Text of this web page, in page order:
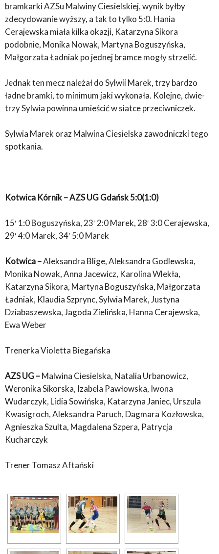
bramkarki AZSu Malwiny Ciesielskiej, wynik byłby
zdecydowanie wyższy, a tak to tylko 5:0. Hania
Cerajewska miała kilka okazji, Katarzyna Sikora
podobnie, Monika Nowak, Martyna Boguszyńska,
Małgorzata Ładniak po jednej bramce mogły strzelić.
Jednak ten mecz należał do Sylwii Marek, trzy bardzo
ładne bramki, to minimum jaki wykonała. Kolejne, dwie-
trzy Sylwia powinna umieścić w siatce przeciwniczek.
Sylwia Marek oraz Malwina Ciesielska zawodniczki tego
spotkania.
Kotwica Kórnik – AZS UG Gdańsk 5:0(1:0)
15′ 1:0 Boguszyńska, 23′ 2:0 Marek, 28′ 3:0 Cerajewska,
29′ 4:0 Marek, 34′ 5:0 Marek
Kotwica –Aleksandra Blige, Aleksandra Godlewska,
Monika Nowak, Anna Jacewicz, Karolina Wlekła,
Katarzyna Sikora, Martyna Boguszyńska, Małgorzata
Ładniak, Klaudia Szprync, Sylwia Marek, Justyna
Dziabaszewska, Jagoda Zielińska, Hanna Cerajewska,
Ewa Weber
Trenerka Violetta Biegańska
AZS UG –Malwina Ciesielska, Natalia Urbanowicz,
Weronika Sikorska, Izabela Pawłowska, Iwona
Wudarczyk, Lidia Sowińska, Katarzyna Janiec, Urszula
Kwasigroch, Aleksandra Paruch, Dagmara Kozłowska,
Agnieszka Szulta, Magdalena Szpera, Patrycja
Kucharczyk
Trener Tomasz Aftański